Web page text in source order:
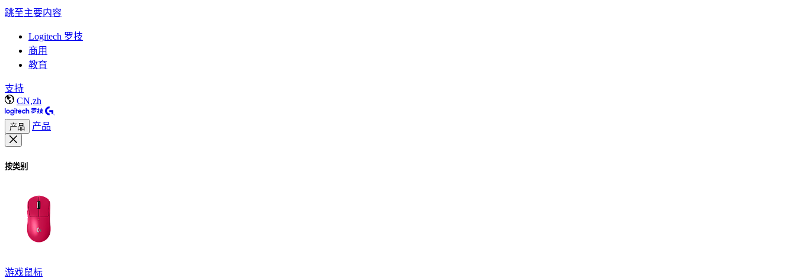
跳至主要内容
Logitech 罗技
商用
教育
支持
CN,zh
产品 产品
按类别
游戏鼠标